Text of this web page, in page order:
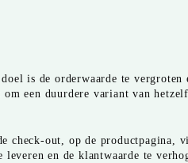
is de orderwaarde te
een duurdere variant van
check-out, op de
en de klantwaarde te